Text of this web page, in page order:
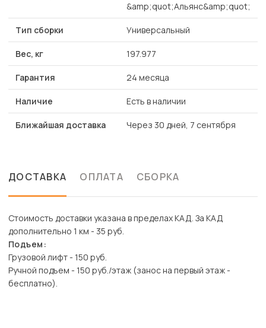
&amp;quot;Альянс&amp;quot;
Тип сборки Универсальный
Вес, кг 197.977
Гарантия 24 месяца
Наличие Есть в наличии
Ближайшая доставка Через 30 дней, 7 сентября
ДОСТАВКА ОПЛАТА СБОРКА
Стоимость доставки указана в пределах КАД. За КАД
дополнительно 1 км - 35 руб.
Подъем:
Грузовой лифт - 150 руб.
Ручной подъем - 150 руб./этаж (занос на первый этаж -
бесплатно).